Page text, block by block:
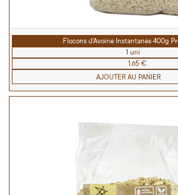
Flocons d'Avoine Instantanés 400g
1 uni
1,65 €
AJOUTER AU PANIER